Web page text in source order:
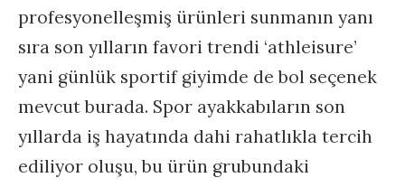
profesyonelleşmiş ürünleri sunmanın yanı
sıra son yılların favori trendi ‘athleisure’
yani günlük sportif giyimde de bol seçenek
mevcut burada. Spor ayakkabıların son
yıllarda iş hayatında dahi rahatlıkla tercih
ediliyor oluşu, bu ürün grubundaki